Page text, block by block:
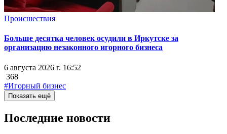
Происшествия
Больше десятка человек осудили в Иркутске за
организацию незаконного игорного бизнеса
6 августа 2026 г. 16:52
368
#Игорный бизнес
Показать ещё
Последние новости